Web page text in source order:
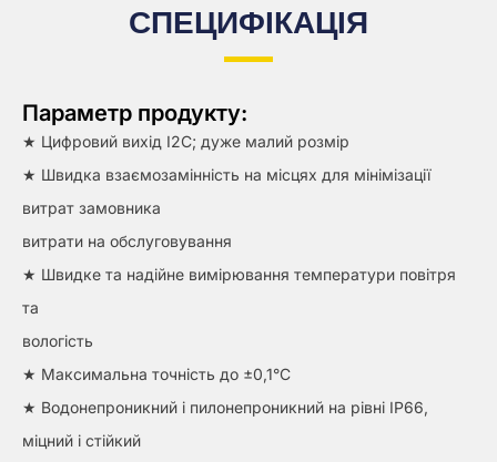
СПЕЦИФІКАЦІЯ
Параметр продукту:
★ Цифровий вихід I2C; дуже малий розмір
★ Швидка взаємозамінність на місцях для мінімізації
витрат замовника
витрати на обслуговування
★ Швидке та надійне вимірювання температури повітря
та
вологість
★ Максимальна точність до ±0,1°C
★ Водонепроникний і пилонепроникний на рівні IP66,
міцний і стійкий